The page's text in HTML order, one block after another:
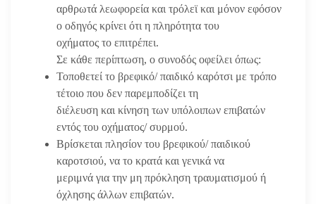
αρθρωτά λεωφορεία και τρόλεϊ και μόνον εφόσον
ο οδηγός κρίνει ότι η πληρότητα του
οχήματος το επιτρέπει.
Σε κάθε περίπτωση, ο συνοδός οφείλει όπως:
Τοποθετεί το βρεφικό/ παιδικό καρότσι με τρόπο
τέτοιο που δεν παρεμποδίζει τη
διέλευση και κίνηση των υπόλοιπων επιβατών
εντός του οχήματος/ συρμού.
Βρίσκεται πλησίον του βρεφικού/ παιδικού
καροτσιού, να το κρατά και γενικά να
μεριμνά για την μη πρόκληση τραυματισμού ή
όχλησης άλλων επιβατών.